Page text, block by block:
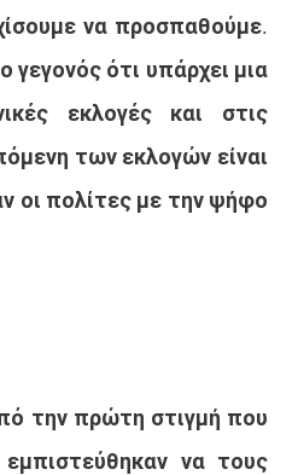
να προσπαθούμε.
γεγονός ότι υπάρχει μια
των εκλογών είναι
οι πολίτες με την ψήφο
την πρώτη στιγμή που
να τους